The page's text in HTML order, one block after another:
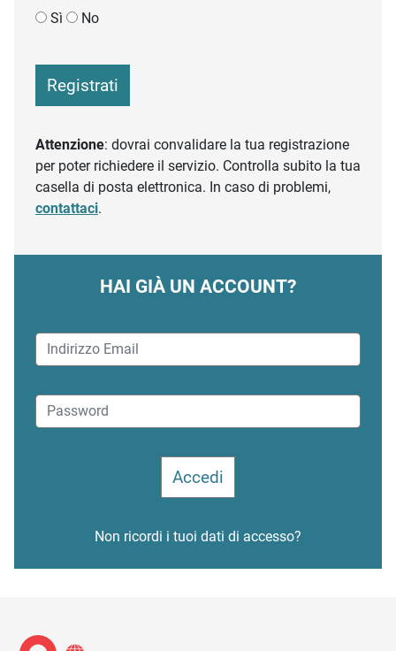
Sì
No
Registrati
Attenzione: dovrai convalidare la tua registrazione
per poter richiedere il servizio. Controlla subito la tua
casella di posta elettronica. In caso di problemi,
contattaci.
HAI GIÀ UN ACCOUNT?
Non ricordi i tuoi dati di accesso?